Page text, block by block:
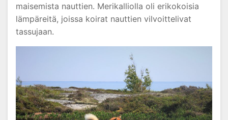
maisemista nauttien. Merikalliolla oli erikokoisia
lämpäreitä, joissa koirat nauttien vilvoittelivat
tassujaan.